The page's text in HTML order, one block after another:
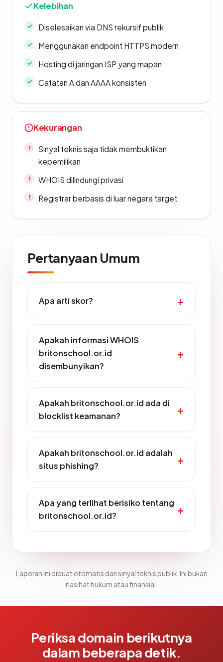
Kelebihan
Diselesaikan via DNS rekursif publik
Menggunakan endpoint HTTPS modern
Hosting di jaringan ISP yang mapan
Catatan A dan AAAA konsisten
Kekurangan
Sinyal teknis saja tidak membuktikan
kepemilikan
WHOIS dilindungi privasi
Registrar berbasis di luar negara target
Pertanyaan Umum
Apa arti skor?
Apakah informasi WHOIS
britonschool.or.id
disembunyikan?
Apakah britonschool.or.id ada di
blocklist keamanan?
Apakah britonschool.or.id adalah
situs phishing?
Apa yang terlihat berisiko tentang
britonschool.or.id?
Laporan ini dibuat otomatis dari sinyal teknis publik. Ini bukan
nasihat hukum atau finansial.
Periksa domain berikutnya
dalam beberapa detik.